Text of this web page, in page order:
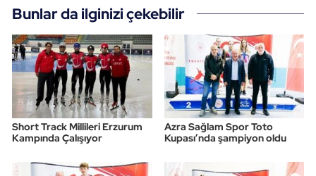
Bunlar da ilginizi çekebilir
Short Track Millileri Erzurum
Kampında Çalışıyor
Azra Sağlam Spor Toto
Kupası’nda şampiyon oldu
Yelken
Yüzme